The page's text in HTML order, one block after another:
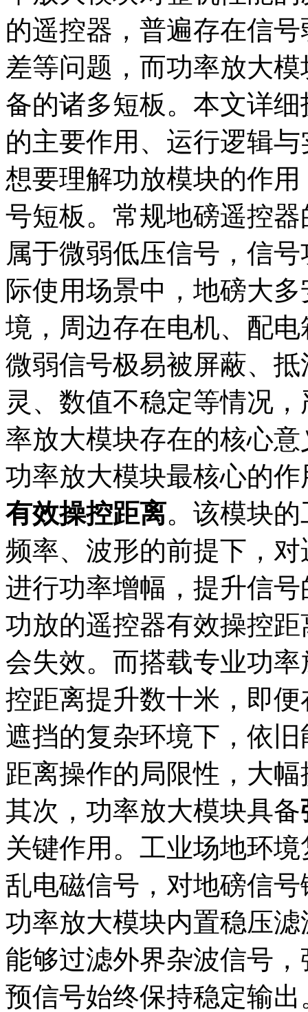
的遥控器，普遍存在信
差等问题，而功率放大
备的诸多短板。本文详
的主要作用、运行逻辑
想要理解功放模块的作
号短板。常规地磅遥控
属于微弱低压信号，信
际使用场景中，地磅大
境，周边存在电机、配
微弱信号极易被屏蔽、
灵、数值不稳定等情况
率放大模块存在的核心意
功率放大模块最核心的作
有效操控距离。该模块
频率、波形的前提下，
进行功率增幅，提升信
功放的遥控器有效操控
会失效。而搭载专业功
控距离提升数十米，即
遮挡的复杂环境下，依
距离操作的局限性，大
其次，功率放大模块具备
关键作用。工业场地环
乱电磁信号，对地磅信
功率放大模块内置稳压
能够过滤外界杂波信号
预信号始终保持稳定输